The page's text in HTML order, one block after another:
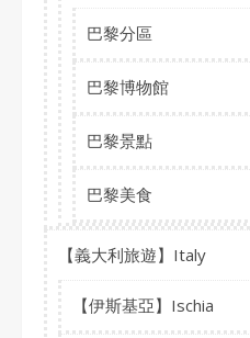
巴黎分區
巴黎博物館
巴黎景點
巴黎美食
【義大利旅遊】Italy
【伊斯基亞】Ischia